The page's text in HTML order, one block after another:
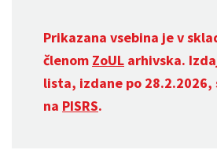
Prikazana vsebina je v
členom ZoUL arhivska.
lista, izdane po 28.2.2026,
na PISRS.